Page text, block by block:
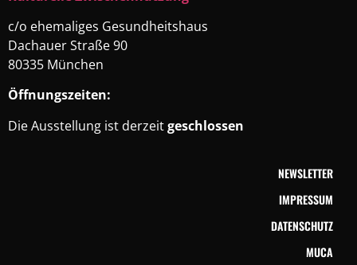
c/o ehemaliges Gesundheitshaus
Dachauer Straße 90
80335 München
Öffnungszeiten:
Die Ausstellung ist derzeitgeschlossen
NEWSLETTER
IMPRESSUM
DATENSCHUTZ
MUCA